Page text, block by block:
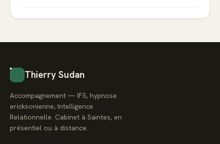
Thierry Sudan
Accompagnement — IFS, hypnose
ericksonienne, Intelligence
Relationnelle. Cabinet à Saintes, en
présentiel ou à distance.